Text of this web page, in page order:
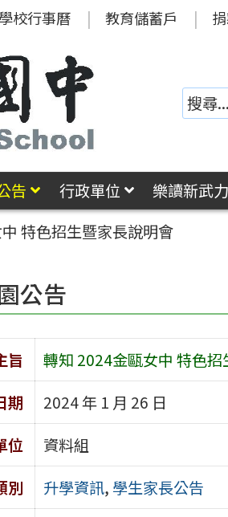
學校行事曆 教育儲蓄戶
告 行政單位 樂讀新武力
特色招生暨家長說明會
公告
旨
轉知 2024金甌女中 特色
期
2024 年 1 月 26 日
位
資料組
別
升學資訊, 學生家長公告